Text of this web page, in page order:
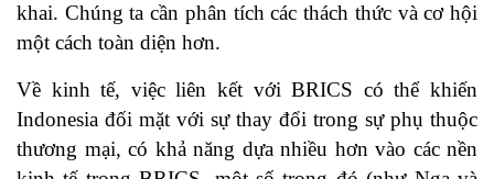
khai. Chúng ta cần phân tích các thách thức và cơ hội
một cách toàn diện hơn.
Về kinh tế, việc liên kết với BRICS có thể khiến
Indonesia đối mặt với sự thay đổi trong sự phụ thuộc
thương mại, có khả năng dựa nhiều hơn vào các nền